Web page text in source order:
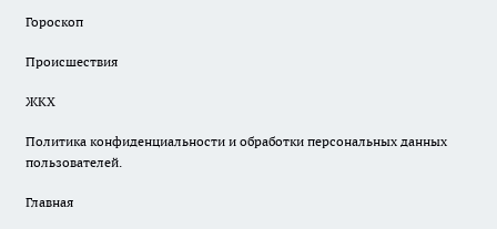
Гороскоп
Происшествия
ЖКХ
Политика конфиденциальности и обработки персональных данных
пользователей.
Главная